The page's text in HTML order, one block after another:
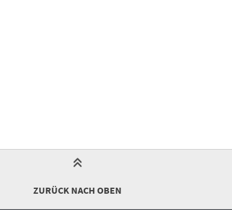
ZURÜCK NACH OBEN